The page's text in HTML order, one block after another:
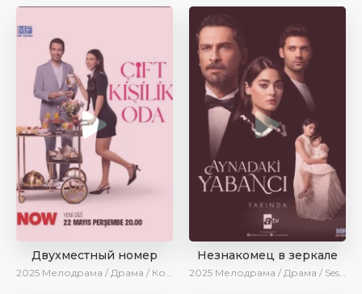
Двухместный номер
2025 Мелодрама / Драма / Комедия / Новинки / Сериалы 2025
Незнакомец в зеркале
2025 Мелодрама / Драма / SesDizi / AlisaDirilis / Новинки / Сериалы 2025